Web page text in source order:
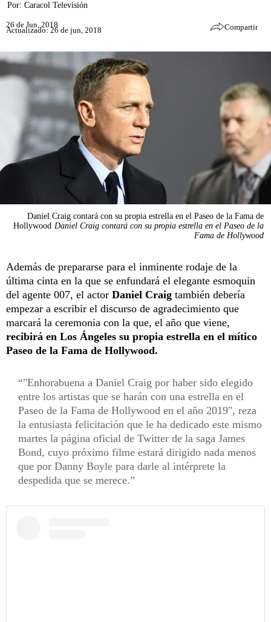
Por: Caracol Televisión
26 de Jun, 2018
Actualizado: 26 de jun, 2018 Compartir
Daniel Craig contará con su propia estrella en el Paseo de la Fama de
Hollywood Daniel Craig contará con su propia estrella en el Paseo de la
Fama de Hollywood
Además de prepararse para el inminente rodaje de la
última cinta en la que se enfundará el elegante esmoquin
del agente 007, el actor Daniel Craig también debería
empezar a escribir el discurso de agradecimiento que
marcará la ceremonia con la que, el año que viene,
recibirá en Los Ángeles su propia estrella en el mítico
Paseo de la Fama de Hollywood.
"Enhorabuena a Daniel Craig por haber sido elegido
entre los artistas que se harán con una estrella en el
Paseo de la Fama de Hollywood en el año 2019", reza
la entusiasta felicitación que le ha dedicado este mismo
martes la página oficial de Twitter de la saga James
Bond, cuyo próximo filme estará dirigido nada menos
que por Danny Boyle para darle al intérprete la
despedida que se merece.